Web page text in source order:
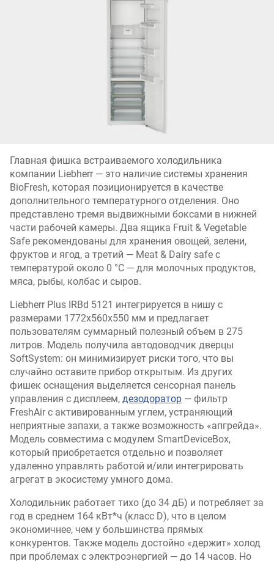
Главная фишка встраиваемого холодильника
компании Liebherr — это наличие системы хранения
BioFresh, которая позиционируется в качестве
дополнительного температурного отделения. Оно
представлено тремя выдвижными боксами в нижней
части рабочей камеры. Два ящика Fruit & Vegetable
Safe рекомендованы для хранения овощей, зелени,
фруктов и ягод, а третий — Meat & Dairy safe с
температурой около 0 °C — для молочных продуктов,
мяса, рыбы, колбас и сыров.
Liebherr Plus IRBd 5121 интегрируется в нишу с
размерами 1772x560x550 мм и предлагает
пользователям суммарный полезный объем в 275
литров. Модель получила автодоводчик дверцы
SoftSystem: он минимизирует риски того, что вы
случайно оставите прибор открытым. Из других
фишек оснащения выделяется сенсорная панель
управления с дисплеем, дезодоратор — фильтр
FreshAir с активированным углем, устраняющий
неприятные запахи, а также возможность «апгрейда».
Модель совместима с модулем SmartDeviceBox,
который приобретается отдельно и позволяет
удаленно управлять работой и/или интегрировать
агрегат в экосистему умного дома.
Холодильник работает тихо (до 34 дБ) и потребляет за
год в среднем 164 кВт*ч (класс D), что в целом
экономичнее, чем у большинства прямых
конкурентов. Также модель достойно «держит» холод
при проблемах с электроэнергией — до 14 часов. Но